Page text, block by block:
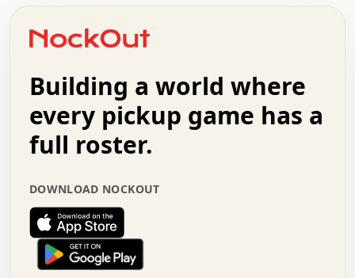
+   .   .   .   .   .   .   .   .   .   +   .   .
.   .   .   .   .   .   .   .   .   .   .   :   .
.   .   .   .   +   .   .   .   .   .   .   .   +
.   :   .   .   .   .   .   .   .   .   o   .   .
.   .   x   .   .   .   .   .   .   :   .   .   o
.   .   .   .   :   .   .   .   .   o   .   .   .
.   .   .   .   .   .   .   :   .   .   .   .   .
.   .   .   .   .   .   .   +   .   .   x   .   .
.   .   .   .   .   :   +   .   .   .   .   .   o
.   .   .   .   .   .   .   .   .   .   .   .   .
.   .   :   o   .   .   .   .   .   .   .   +   .
.   o   .   .   .   .   x   .   .   .   .   .   .
Building a world where
every pickup game has a
full roster.
DOWNLOAD NOCKOUT